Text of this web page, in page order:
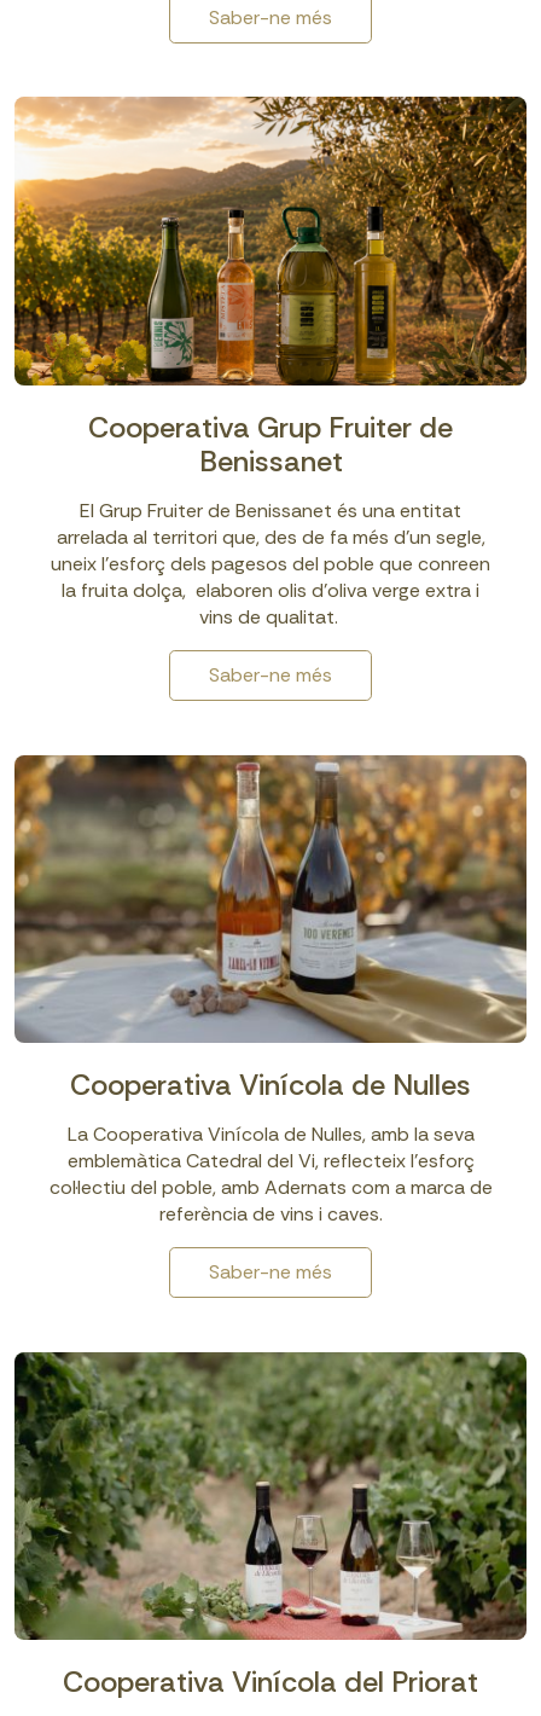
Saber-ne més
Cooperativa Grup Fruiter de
Benissanet
El Grup Fruiter de Benissanet és una entitat
arrelada al territori que, des de fa més d’un segle,
uneix l’esforç dels pagesos del poble que conreen
la fruita dolça, elaboren olis d’oliva verge extra i
vins de qualitat.
Saber-ne més
Cooperativa Vinícola de Nulles
La Cooperativa Vinícola de Nulles, amb la seva
emblemàtica Catedral del Vi, reflecteix l’esforç
col·lectiu del poble, amb Adernats com a marca de
referència de vins i caves.
Saber-ne més
Cooperativa Vinícola del Priorat